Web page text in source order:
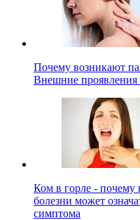
Почему возникают
Внешние
Ком в горле - почему
болезни может
симптома